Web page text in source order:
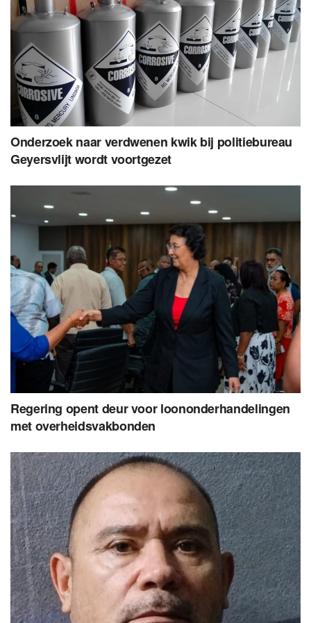
Onderzoek naar verdwenen kwik bij politiebureau
Geyersvlijt wordt voortgezet
Regering opent deur voor loononderhandelingen
met overheidsvakbonden